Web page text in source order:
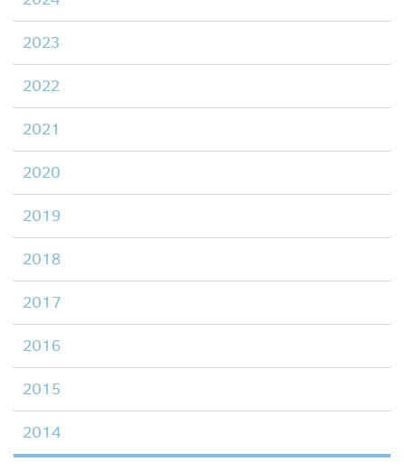
2023
2022
2021
2020
2019
2018
2017
2016
2015
2014